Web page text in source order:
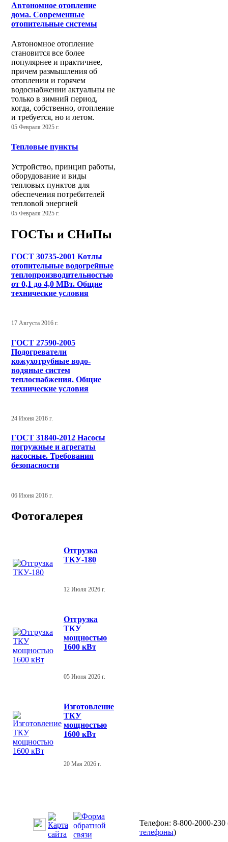
Автономное отопление
дома. Современные
отопительные системы
Автономное отопление
становится все более
популярнее и практичнее,
причем размышления об
отоплении и горячем
водоснабжении актуальны не
только в зимний период,
когда, собственно, отопление
и требуется, но и летом.
05 Февраля 2025 г.
Тепловые пункты
Устройство, принцип работы,
оборудование и виды
тепловых пунктов для
обеспечения потребителей
тепловой энергией
05 Февраля 2025 г.
ГОСТы и СНиПы
ГОСТ 30735-2001 Котлы
отопительные водогрейные
теплопроизводительностью
от 0,1 до 4,0 МВт. Общие
технические условия
17 Августа 2016 г.
ГОСТ 27590-2005
Подогреватели
кожухотрубные водо-
водяные систем
теплоснабжения. Общие
технические условия
24 Июня 2016 г.
ГОСТ 31840-2012 Насосы
погружные и агрегаты
насосные. Требования
безопасности
06 Июня 2016 г.
Фотогалерея
Отгрузка
ТКУ-180
12 Июля 2026 г.
Отгрузка
ТКУ
мощностью
1600 кВт
05 Июня 2026 г.
Изготовление
ТКУ
мощностью
1600 кВт
20 Мая 2026 г.
Телефон: 8-800-2000-230
телефоны)